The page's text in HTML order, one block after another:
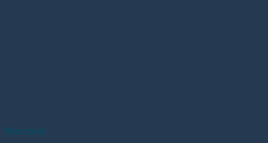
Memória